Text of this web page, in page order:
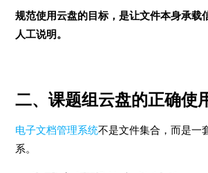
规范使用云盘的目标，是让文件本身承载
人工说明。
二、课题组云盘的正确使
电子文档管理系统不是文件集合，而是一
系。